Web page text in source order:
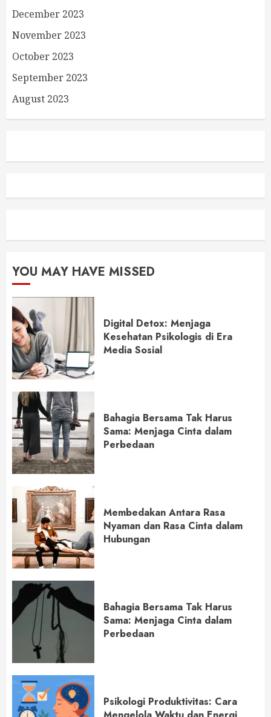
December 2023
November 2023
October 2023
September 2023
August 2023
YOU MAY HAVE MISSED
Digital Detox: Menjaga
Kesehatan Psikologis di Era
Media Sosial
Bahagia Bersama Tak Harus
Sama: Menjaga Cinta dalam
Perbedaan
Membedakan Antara Rasa
Nyaman dan Rasa Cinta dalam
Hubungan
Bahagia Bersama Tak Harus
Sama: Menjaga Cinta dalam
Perbedaan
Psikologi Produktivitas: Cara